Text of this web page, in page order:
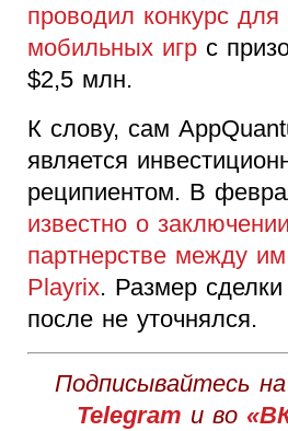
проводил конкурс для
мобильных игр с
$2,5 млн.
К слову, сам
является
реципиентом. В
известно о
партнерстве между
Playrix. Размер
после не уточнялся.
Подписывайтесь
Telegram и во